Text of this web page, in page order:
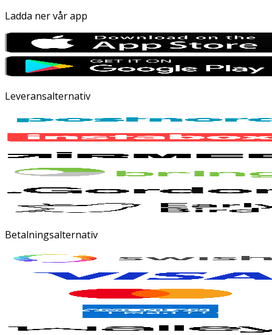
Ladda ner vår app
Leveransalternativ
Betalningsalternativ